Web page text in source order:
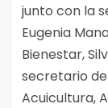
junto con la
Eugenia
Bienestar,
secretario
Acuicultura,